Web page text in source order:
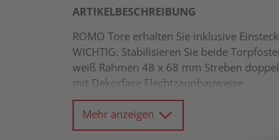
ARTIKELBESCHREIBUNG
ROMO Tore erhalten Sie inklusive
WICHTIG: Stabilisieren Sie beide
weiß Rahmen 48 x 68 mm Streben
mit Dekorfase Flechtzaunbauweise
Mehr anzeigen